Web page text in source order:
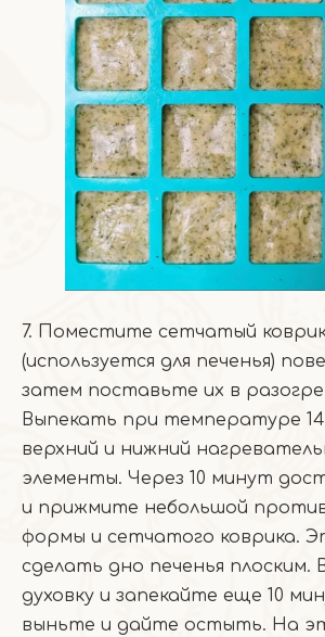
7. Поместите сетчатый
(используется для печенья)
затем поставьте их в
Выпекать при температуре
верхний и нижний
элементы. Через 10 минут
и прижмите небольшой
формы и сетчатого коврика.
сделать дно печенья плоским.
духовку и запекайте еще 10
выньте и дайте остыть. На